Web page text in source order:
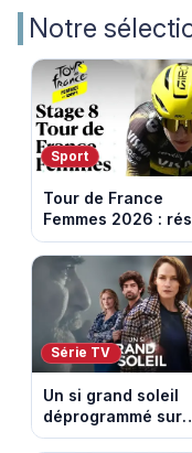
Notre
Sport
Tour de France
Femmes 2026 :
vidéo de la 9e
entre Sisteron et
Série TV
Un si grand soleil
déprogrammé sur
France 3 : cinq